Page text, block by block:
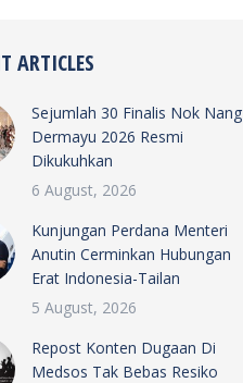
ARTICLES
Sejumlah 30 Finalis Nok Nang
Dermayu 2026 Resmi
Dikukuhkan
6 August, 2026
Kunjungan Perdana Menteri
Anutin Cerminkan Hubungan
Erat Indonesia-Tailan
5 August, 2026
Repost Konten Dugaan Di
Medsos Tak Bebas Resiko